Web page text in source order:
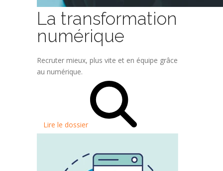
La transformation
numérique
Recruter mieux, plus vite et en équipe grâce
au numérique.
Lire le dossier